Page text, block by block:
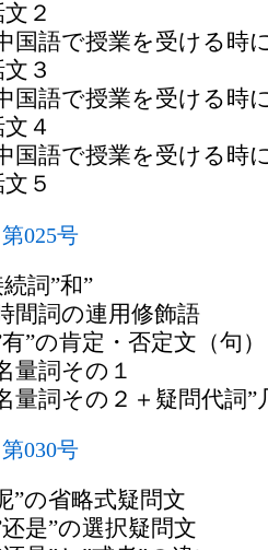
２
国語で授業を受ける時
３
国語で授業を受ける時
４
国語で授業を受ける時
５
025号
詞”和”
間詞の連用修飾語
”の肯定・否定文（句）
量詞その１
量詞その２＋疑問代詞”
030号
”の省略式疑問文
是”の選択疑問文